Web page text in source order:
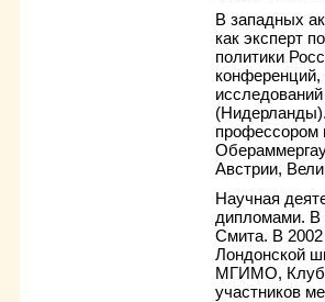
В западных
как эксперт
политики
конференций,
Австрии,
Научная
дипломами. В
Смита. В
Лондонской
МГИМО, Клуба
участников